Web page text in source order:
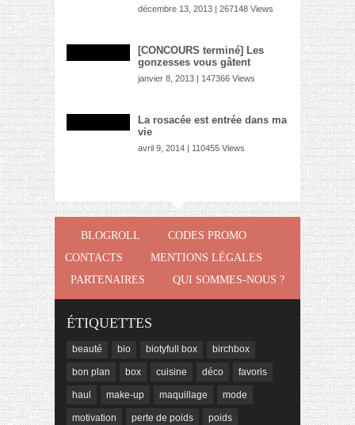
décembre 13, 2013 | 267148 Views
[CONCOURS terminé] Les
gonzesses vous gâtent
janvier 8, 2013 | 147366 Views
La rosacée est entrée dans ma
vie
avril 9, 2014 | 110455 Views
BLOGROLL
CODES PROMO
CONTACTS
MENTIONS LÉGALES
PARTENAIRES
QUI SOMMES-NOUS ?
ÉTIQUETTES
beauté bio biotyfull box birchbox
bon plan box cuisine déco favoris
haul make-up maquillage mode
motivation perte de poids poids